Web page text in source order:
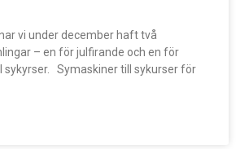
vi under december haft två
– en för julfirande och en för
sykyrser. Symaskiner till sykurser för